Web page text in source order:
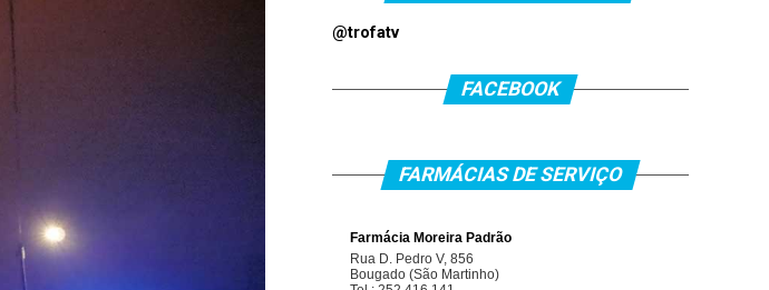
@trofatv
FACEBOOK
FARMÁCIAS DE SERVIÇO